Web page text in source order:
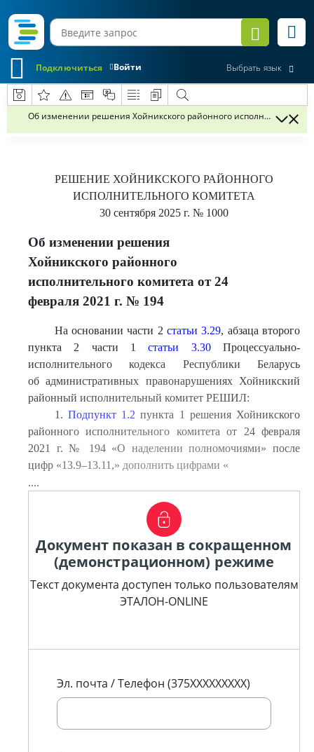
Войти
Подключиться Выбрать язык
Об изменении решения Хойникского районного исполнительного
РЕШЕНИЕ ХОЙНИКСКОГО РАЙОННОГО
ИСПОЛНИТЕЛЬНОГО КОМИТЕТА
30 сентября 2025 г. № 1000
Об изменении решения
Хойникского районного
исполнительного комитета от 24
февраля 2021 г. № 194
На основании части 2статьи 3.29, абзаца второго
пункта 2 части 1статьи 3.30Процессуально-
исполнительного кодекса Республики Беларусь
об административных правонарушениях Хойникский
районный исполнительный комитет РЕШИЛ:
1. Подпункт 1.2 пункта 1 решения Хойникского
районного исполнительного комитета от 24 февраля
2021 г. № 194 «О наделении полномочиями» после
цифр «13.9–13.11,» дополнить цифрами «
....
Документ показан в сокращенном
(демонстрационном) режиме
Текст документа доступен только пользователям
ЭТАЛОН-ONLINE
Эл. почта / Телефон (375XXXXXXXXX)